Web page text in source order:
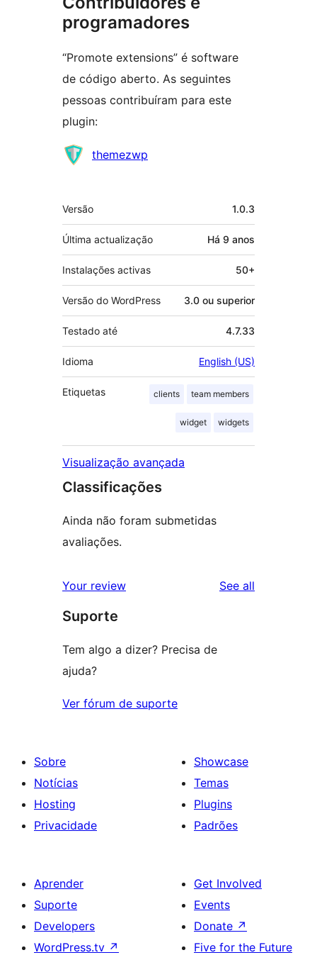
programadores
“Promote extensions” é software
de código aberto. As seguintes
pessoas contribuíram para este
plugin:
Contribuidores
themezwp
Metadados
Versão 1.0.3
Última actualização Há 9 anos
Instalações activas 50+
Versão do WordPress 3.0 ou superior
Testado até 4.7.33
Idioma English (US)
Etiquetas clients team members
widget widgets
Visualização avançada
Classificações
Ainda não foram submetidas
avaliações.
Your review See all
Suporte
Tem algo a dizer? Precisa de
ajuda?
Ver fórum de suporte
Sobre
Notícias
Hosting
Privacidade
Showcase
Temas
Plugins
Padrões
Aprender
Suporte
Developers
WordPress.tv ↗
Get Involved
Events
Donate ↗
Five for the Future